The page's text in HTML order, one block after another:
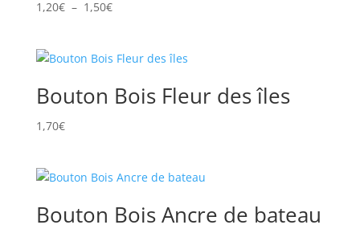
1,20€ – 1,50€Plage
1,20€
1,50€
Bouton Bois Fleur des îles
1,70€
Bouton Bois Ancre de bateau